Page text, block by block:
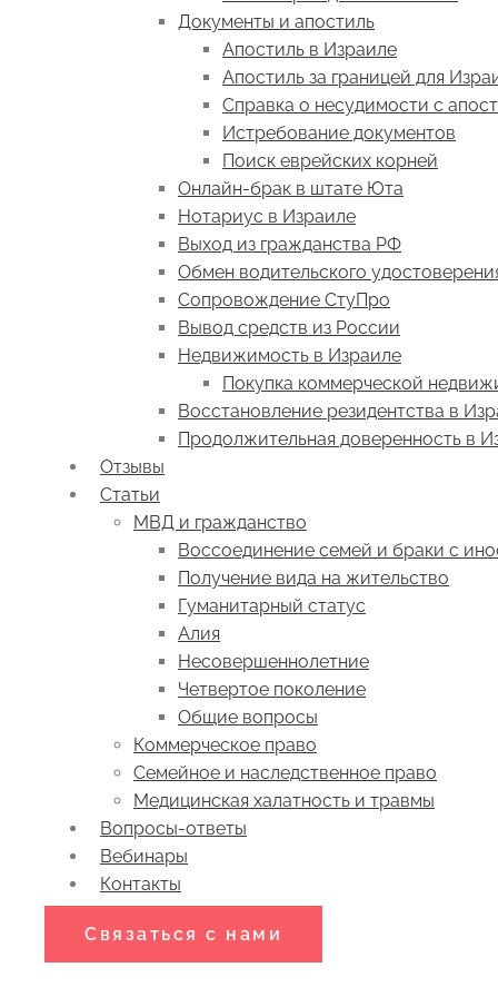
Документы и апостиль
Апостиль в Израиле
Апостиль за границей для
Справка о несудимости с
Истребование документов
Поиск еврейских корней
Онлайн-брак в штате Юта
Нотариус в Израиле
Выход из гражданства РФ
Обмен водительского
Сопровождение СтуПро
Вывод средств из России
Недвижимость в Израиле
Покупка коммерческой
Восстановление резидентства в
Продолжительная доверенность в
Отзывы
Статьи
МВД и гражданство
Воссоединение семей и браки с
Получение вида на жительство
Гуманитарный статус
Алия
Несовершеннолетние
Четвертое поколение
Общие вопросы
Коммерческое право
Семейное и наследственное право
Медицинская халатность и травмы
Вопросы-ответы
Вебинары
Контакты
Связаться с нами